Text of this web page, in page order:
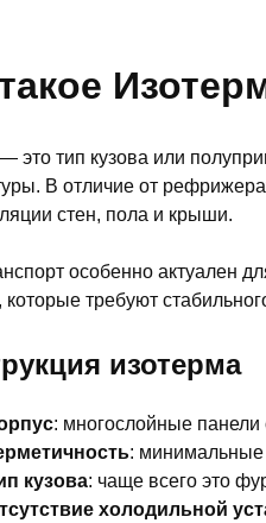
это тип кузова или
В отличие от
стен, пола и крыши.
особенно актуален
которые требуют
изотерма
: многослойные панели
: минимальные
кузова: чаще всего это
холодильной